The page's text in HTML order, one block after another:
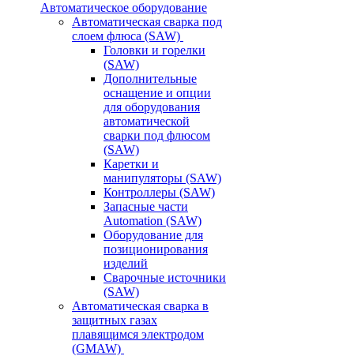
Автоматическое оборудование
Автоматическая сварка под
слоем флюса (SAW)
Головки и горелки
(SAW)
Дополнительные
оснащение и опции
для оборудования
автоматической
сварки под флюсом
(SAW)
Каретки и
манипуляторы (SAW)
Контроллеры (SAW)
Запасные части
Automation (SAW)
Оборудование для
позиционирования
изделий
Сварочные источники
(SAW)
Автоматическая сварка в
защитных газах
плавящимся электродом
(GMAW)